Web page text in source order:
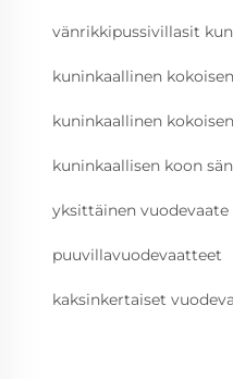
vänrikkipussivillasit
kuninkaallinen
kuninkaallinen
kuninkaallisen koon
yksittäinen vuodevaate
puuvillavuodevaatteet
kaksinkertaiset